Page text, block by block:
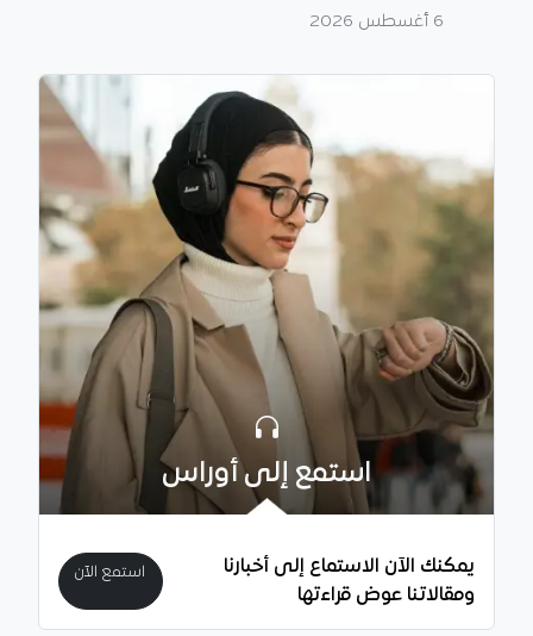
6 أغسطس 2026
استمع إلى أوراس
يمكنك الآن الاستماع إلى أخبارنا
ومقالاتنا عوض قراءتها
استمع الآن